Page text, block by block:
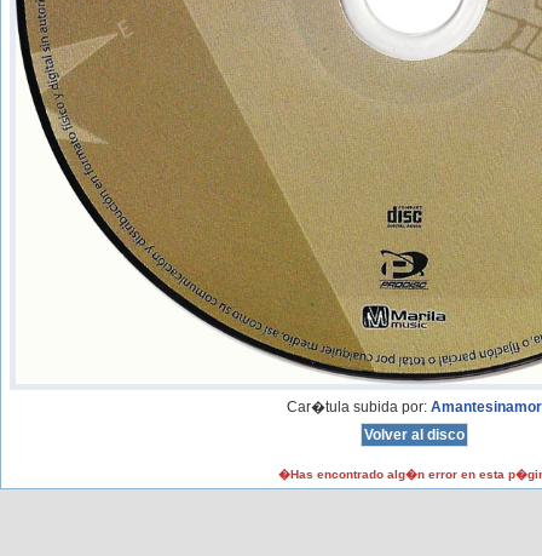
Car�tula subida por: Amantesinamor
�Has encontrado alg�n error en esta